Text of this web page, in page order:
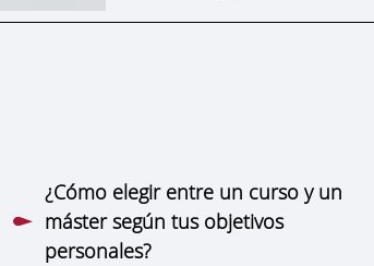
¿Cómo elegir entre un curso y un
máster según tus objetivos
personales?